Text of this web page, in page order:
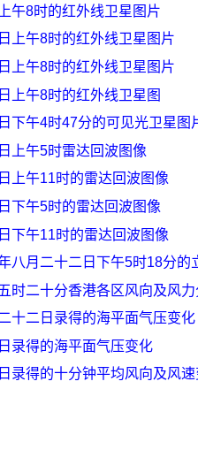
午8时的红外线卫星图片
上午8时的红外线卫星图片
上午8时的红外线卫星图片
上午8时的红外线卫星图
下午4时47分的可见光卫星图
上午5时雷达回波图像
上午11时的雷达回波图像
下午5时的雷达回波图像
下午11时的雷达回波图像
八月二十二日下午5时18分的
时二十分香港各区风向及风力
十二日录得的海平面气压变化
录得的海平面气压变化
录得的十分钟平均风向及风